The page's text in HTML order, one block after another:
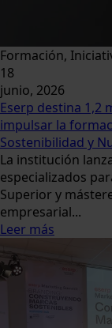
Formación,
18
junio, 2026
Eserp destina 1,2
impulsar la
Sostenibilidad y
La institución
especializados
Superior y
empresarial...
Leer más